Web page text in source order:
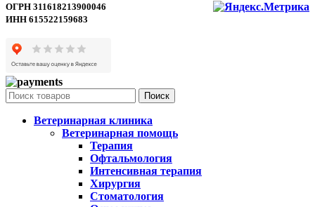
ОГРН 311618213900046
ИНН 615522159683
Поиск
Ветеринарная клиника
Ветеринарная помощь
Терапия
Офтальмология
Интенсивная терапия
Хирургия
Стоматология